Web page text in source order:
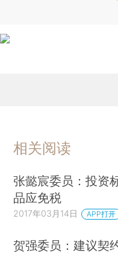
相关阅读
张懿宸委员：投资
品应免税
2017年03月14日 APP打开
贺强委员：建议契